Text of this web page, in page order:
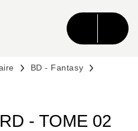
CONTENU
BD - Fantasy
- TOME 02